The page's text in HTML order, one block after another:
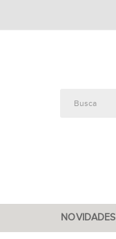
NOVIDADES